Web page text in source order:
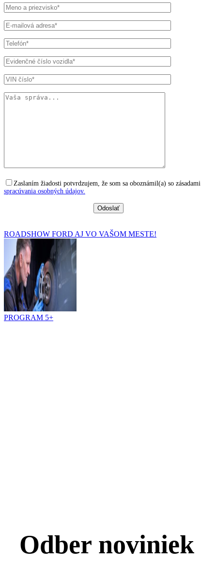
Zaslaním žiadosti potvrdzujem, že som sa oboznámil(a) so zásadami
spracúvania osobných údajov.
ROADSHOW FORD AJ VO VAŠOM MESTE!
PROGRAM 5+
Odber noviniek